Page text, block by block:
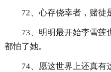
72、心存侥幸者，赌
73、明明最开始李雪莲
都怕了她。
74、愿这世界上还真有